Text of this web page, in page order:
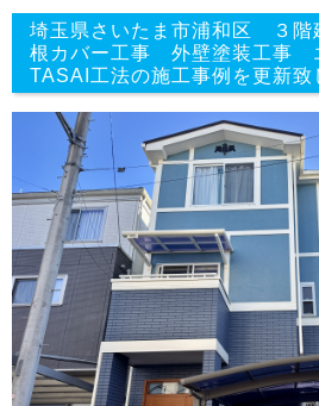
埼玉県さいたま市浦和区 ３
根カバー工事 外壁塗装工事
TASAI工法の施工事例を更新致